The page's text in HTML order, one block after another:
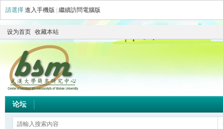
請選擇 進入手機版 繼續訪問電腦版
设为首页 收藏本站
论坛